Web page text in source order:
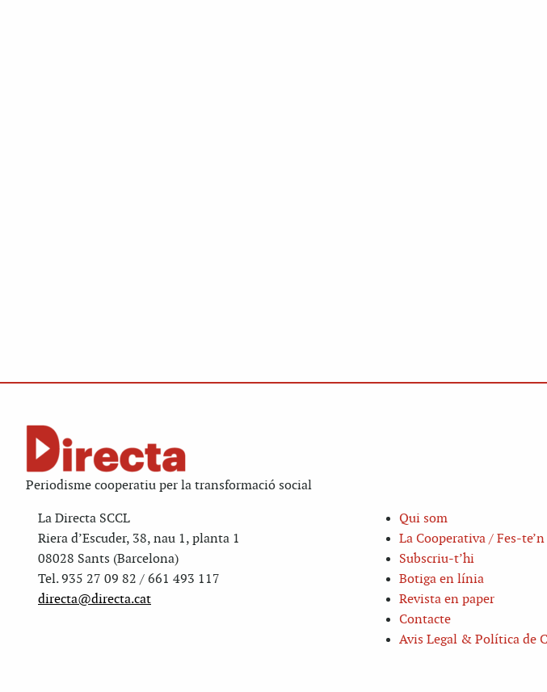
Periodisme cooperatiu per la transformació social
La Directa SCCL
Riera d’Escuder, 38, nau 1, planta 1
08028 Sants (Barcelona)
Tel. 935 27 09 82 / 661 493 117
directa@directa.cat
Qui som
La Cooperativa / Fes-te’n
Subscriu-t’hi
Botiga en línia
Revista en paper
Contacte
Avis Legal & Política de